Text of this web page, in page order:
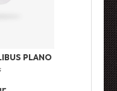
PLANO